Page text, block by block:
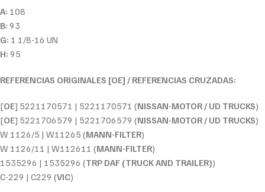
A: 108
B: 93
G: 1 1/8-16 UN
H: 95
REFERENCIAS ORIGINALES [OE] / REFERENCIAS CRUZADAS:
[OE] 5221170571 | 5221170571 (NISSAN-MOTOR / UD TRUCKS)
[OE] 5221706579 | 5221706579 (NISSAN-MOTOR / UD TRUCKS)
W 1126/5 | W11265 (MANN-FILTER)
W 1126/11 | W112611 (MANN-FILTER)
1535296 | 1535296 (TRP DAF (TRUCK AND TRAILER))
C-229 | C229 (VIC)